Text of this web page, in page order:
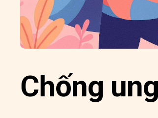
Chống